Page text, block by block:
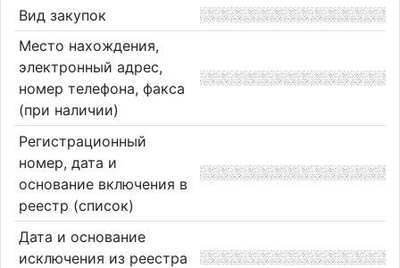
Вид закупок
Место нахождения,
электронный адрес,
номер телефона, факса
(при наличии)
Регистрационный
номер, дата и
основание включения в
реестр (список)
Дата и основание
исключения из реестра